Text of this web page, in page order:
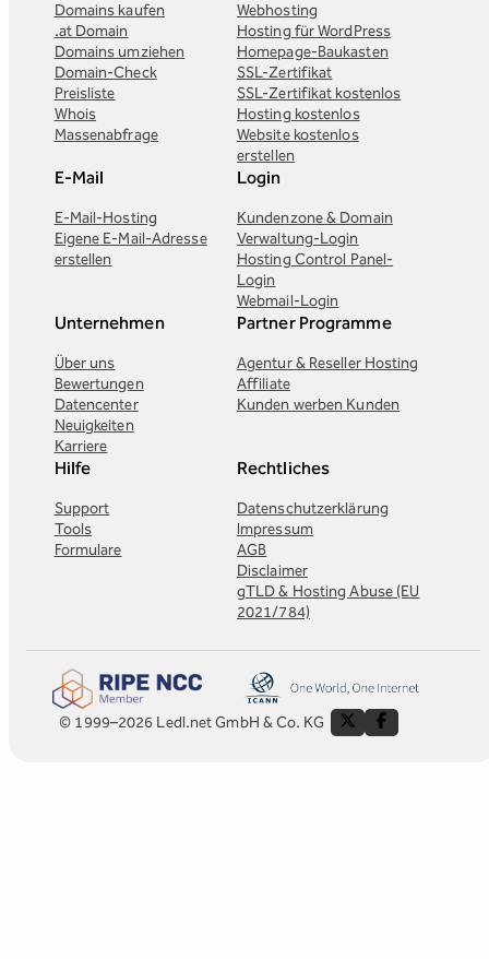
Domains kaufen
.at Domain
Domains umziehen
Domain-Check
Preisliste
Whois
Massenabfrage
Webhosting
Hosting für WordPress
Homepage-Baukasten
SSL-Zertifikat
SSL-Zertifikat kostenlos
Hosting kostenlos
Website kostenlos
erstellen
E-Mail
E-Mail-Hosting
Eigene E-Mail-Adresse
erstellen
Login
Kundenzone & Domain
Verwaltung-Login
Hosting Control Panel-
Login
Webmail-Login
Unternehmen
Über uns
Bewertungen
Datencenter
Neuigkeiten
Karriere
Partner Programme
Agentur & Reseller Hosting
Affiliate
Kunden werben Kunden
Hilfe
Support
Tools
Formulare
Rechtliches
Datenschutzerklärung
Impressum
AGB
Disclaimer
gTLD & Hosting Abuse (EU
2021/784)
© 1999–2026 Ledl.net GmbH & Co. KG